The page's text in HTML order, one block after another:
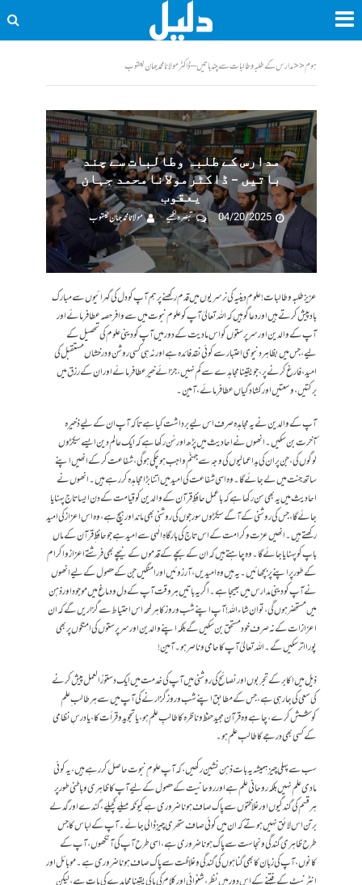
ہوم<<مدارس کے طلبہ وطالبات سے چند باتیں – ڈاکٹرمولانامحمد جہان یعقوب
مدارس کے طلبہ وطالبات سے چند
باتیں – ڈاکٹرمولانامحمد جہان
یعقوب
04/20/2025
تبصرہ لکھیے مولانا محمد جہان یعقوب
عزیزطلبہ وطالبات!علوم دینیہ کی نرسریوں میں قدم رکھنے پرہم آپ کو دل کی گہرائیوں سے مبارک
باد پیش کرتے ہیں اور دعاگوہیں کہ اللہ تعالیٰ آپ کو علوم نبوت میں سے وافر حصہ عطا فرمائے اور
آپ کے والدین اور سرپرستوں کو اس مادیت کے دور میں آپ کو دینی علوم کی تحصیل کے
لیے،جس میں بظاہر دنیوی اعتبار سے کوئی نقد فائدہ ہے اور نہ ہی کسی روشن ودرخشاں مستقبل کی
امید، فارغ کرنے پر،جو یقینامجاہدے سے کم نہیں ،جزائے خیر عطافرمائے اور ان کے رزق میں
برکتیں ،وسعتیں اور کشادگیاں عطا فرمائے،آمین۔
آپ کے والدین نے یہ مجاہدہ صرف اس لیے برداشت کیا ہے تاکہ آپ ان کے لیے ذخیرہ
ٔآخرت بن سکیں۔انھوں نے احادیث میں پڑھ اور سُن رکھا ہے کہ ایک عالم دین ایسے سیکڑوں
لوگوں کی ،جن پر ان کی بداعمالیوں کی وجہ سے جہنّم واجب ہوچکی ہوگی ، شفاعت کرکے انھیں اپنے
ساتھ جنت میں لے جائے گا۔وہ اسی شفاعت کی امید میں اتنا بڑا مجاہدہ کررہے ہیں ۔انھوں نے
احادیث میں یہ بھی سن رکھا ہے کہ باعمل حافظِ قرآن کے والدین کو قیامت کے دن ایسا تاج پہنایا
جائے گا،جس کی روشنی کے آگے سیکڑوں سورجوں کی روشنی بھی ماند اور ہیچ ہے،وہ اس اعزاز کی امید
رکھتے ہیں ۔انھیں عزت وکرامت کے اس تاج کی بارگاہِ الٰہی سے امید ہے جو حافظ ِ قرآن کے ماں
باپ کو پہنایا جائے گا۔وہ چاہتے ہیں کہ ان کے بچے کے قدموں کے نیچے بھی فرشتے اعزاز واکرام
کے طور پر اپنے پر بچھائیں ۔یہ ہیں وہ امیدیں ،آرزوئیں اور امنگیں جن کے حصول کے لیے انھوں
نے آپ کو دینی مدارس میں بھیجا ہے۔اگر یہ باتیں ہر وقت آپ کے دل ودماغ میں موجود اور ذہن
میں مستحضر ہوں گی ،تو ان شاء اللہ !آپ اپنے شب وروز کا ہر لمحہ اس احتیاط سے گزاریں گےکہ ان
اعزازات کے نہ صرف خود مستحق بن سکیں گے بلکہ اپنے والدین اور سرپرستوں کی امنگوں پر بھی
پورا اترسکیں گے۔اللہ تعالیٰ آپ کا حامی وناصر ہو۔آمین!
ذیل میں اکابر کے تجربوں اور نصائح کی روشنی میں آپ کی خدمت میں ایک دستورُالعمل پیش کرنے
کی سعی کی جارہی ہے،جس کے مطابق اپنے شب وروز گزارنے کی آپ میں سے ہر طالب ِ علم
کوشش کرے،چاہے وہ قرآن مجیدحفظ وناظرہ کا طالبِ علم ہو،یاتجوید وقرأت کا،یادرسِ نظامی
کے کسی بھی درجے کا طالبِ علم ہو۔
سب سے پہلی چیزہمیشہ یہ بات ذہن نشین رکھیں ،کہ آپ علوم ِنبوت حاصل کررہے ہیں،یہ کوئی
مادی علم نہیں بلکہ روحانی علم ہے اور روحانیت کے حصول کے لیے آپ کا ظاہری وباطنی طور پر
ہرقسم کی گندگیوں اور غلاظتوں سے پاک صاف ہوناضروری ہے کیونکہ میلے کچیلے ،گندے اور گدلے
برتن اس لائق نہیں ہوتے کہ ان میں کوئی صاف ستھری چیز ڈالی جائے۔آپ کے لباس کا جس
طرح ظاہری گندگی ونجاست سے پاک ہونا ضروری ہے،اسی طرح آپ کی آنکھوں،آپ کے
کانوں،آپ کی زبان کا بھی گناہوں کی گندگی وغلاظت سے پاک صاف ہونا ضروری ہے۔موبائل اور